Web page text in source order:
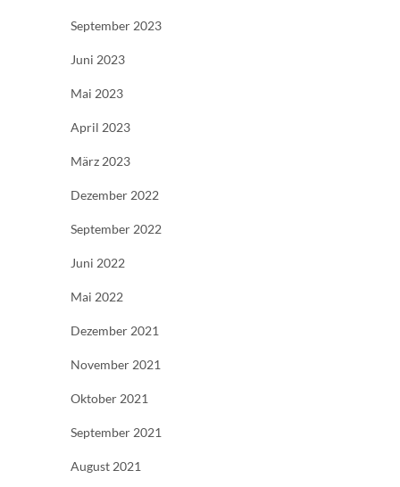
September 2023
Juni 2023
Mai 2023
April 2023
März 2023
Dezember 2022
September 2022
Juni 2022
Mai 2022
Dezember 2021
November 2021
Oktober 2021
September 2021
August 2021